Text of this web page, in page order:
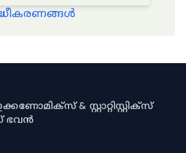
& സ്റ്റാറ്റിസ്റ്റിക്സ്
ഭവൻ